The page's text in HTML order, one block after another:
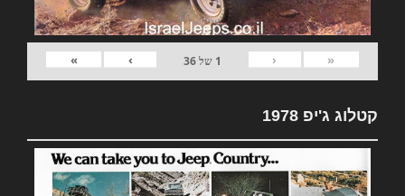
«
‹
1 של36
›
»
קטלוג ג'יפ 1978